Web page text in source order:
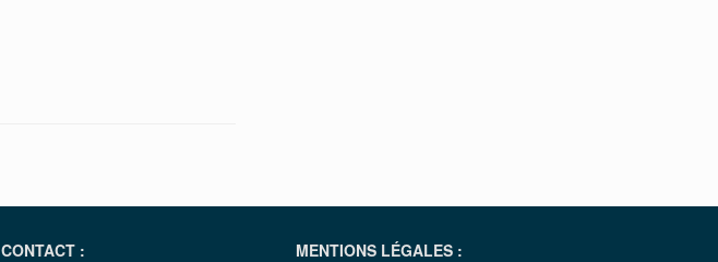
CONTACT : MENTIONS LÉGALES :